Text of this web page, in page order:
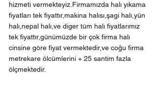
hizmeti vermekteyiz.Firmamızda halı yıkama
fiyatları tek fiyattır,makina halısı,şagi halı,yün
halı,nepal halı,ve diger tüm halı fiyatlarımız
tek fiyattır,günümüzde bir çok firma halı
cinsine göre fiyat vermektedir,ve coğu firma
metrekare ölcümlerini + 25 santim fazla
ölçmektedir.